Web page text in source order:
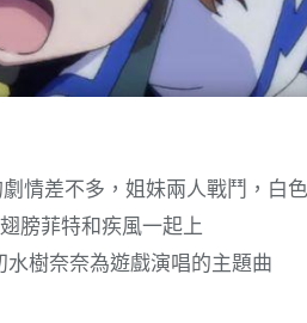
情差不多，姐妹兩人戰鬥，白
膀菲特和疾風一起上
樹奈奈為遊戲演唱的主題曲